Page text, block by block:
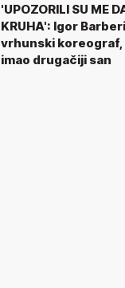
'UPOZORILI SU ME
KRUHA': Igor
vrhunski koreograf,
imao drugačiji san